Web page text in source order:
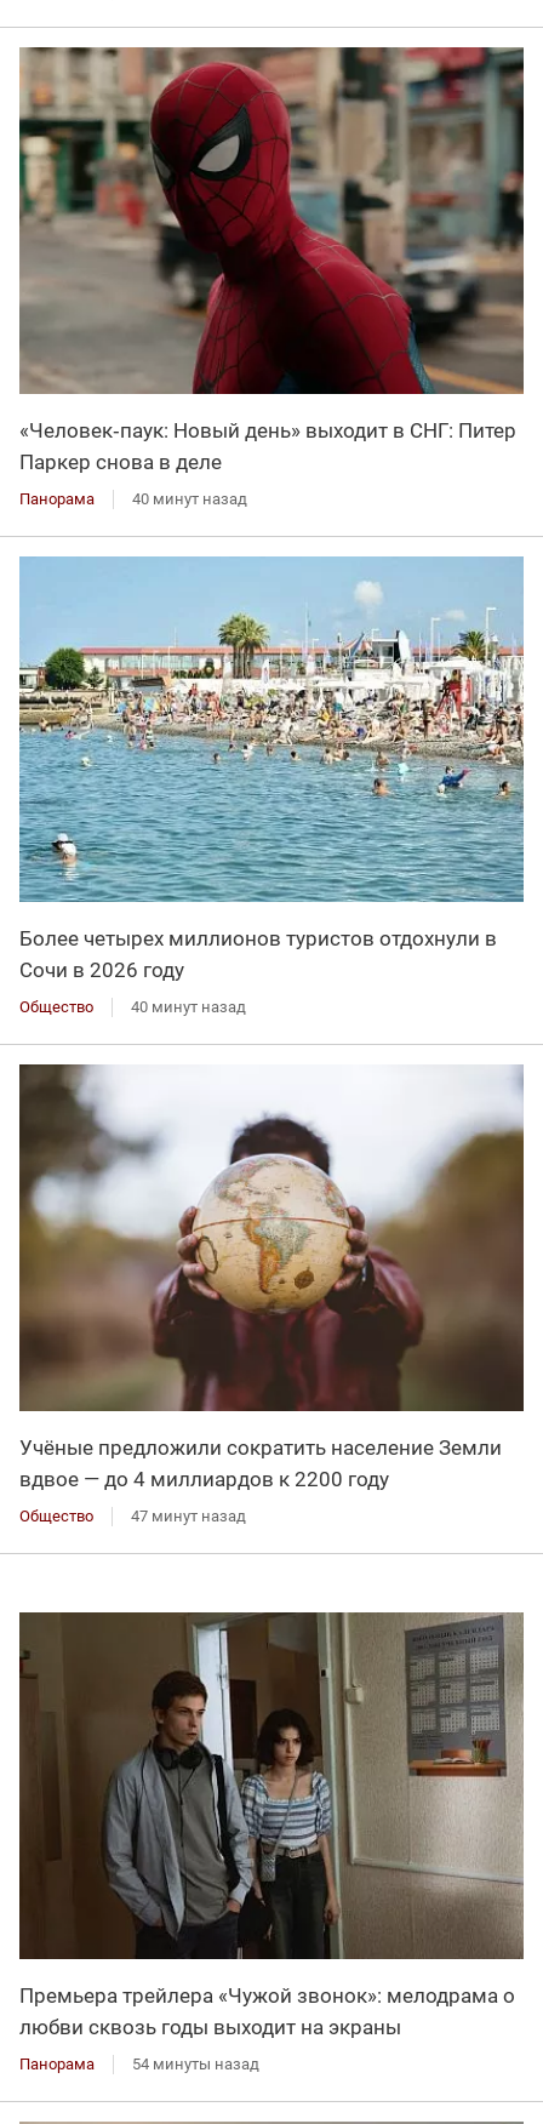
«Человек‑паук: Новый день» выходит в СНГ: Питер
Паркер снова в деле
Панорама 40 минут назад
Более четырех миллионов туристов отдохнули в
Сочи в 2026 году
Общество 40 минут назад
Учёные предложили сократить население Земли
вдвое — до 4 миллиардов к 2200 году
Общество 47 минут назад
Премьера трейлера «Чужой звонок»: мелодрама о
любви сквозь годы выходит на экраны
Панорама 54 минуты назад